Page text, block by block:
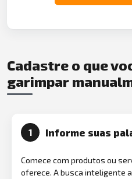
Cadastre o que
garimpar
1 Informe suas
Comece com produtos ou
oferece. A busca inteligente